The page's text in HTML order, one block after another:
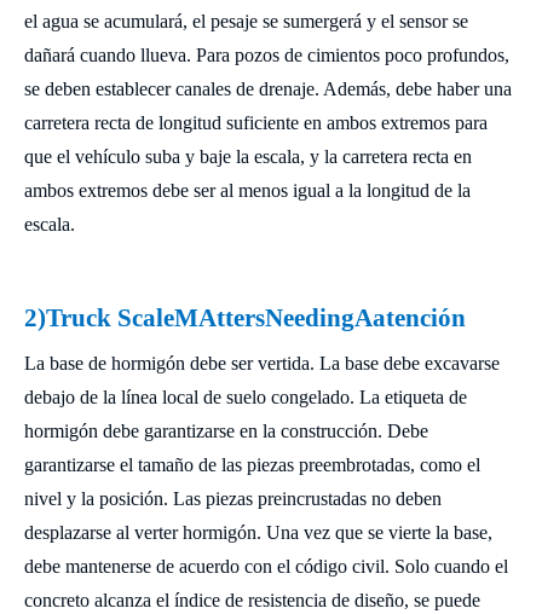
el agua se acumulará, el pesaje se sumergerá y el sensor se
dañará cuando llueva. Para pozos de cimientos poco profundos,
se deben establecer canales de drenaje. Además, debe haber una
carretera recta de longitud suficiente en ambos extremos para
que el vehículo suba y baje la escala, y la carretera recta en
ambos extremos debe ser al menos igual a la longitud de la
escala.
2)Truck ScaleMAttersNeedingAatención
La base de hormigón debe ser vertida. La base debe excavarse
debajo de la línea local de suelo congelado. La etiqueta de
hormigón debe garantizarse en la construcción. Debe
garantizarse el tamaño de las piezas preembrotadas, como el
nivel y la posición. Las piezas preincrustadas no deben
desplazarse al verter hormigón. Una vez que se vierte la base,
debe mantenerse de acuerdo con el código civil. Solo cuando el
concreto alcanza el índice de resistencia de diseño, se puede